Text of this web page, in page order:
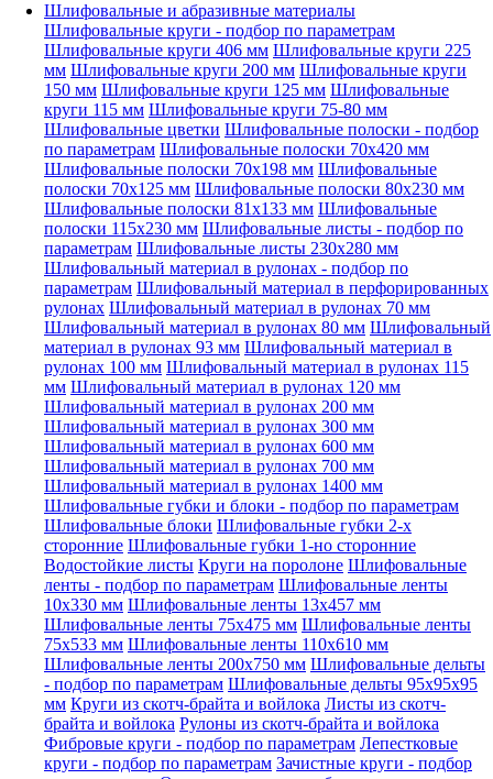
Шлифовальные и абразивные материалы
Шлифовальные круги - подбор по параметрам
Шлифовальные круги 406 мм Шлифовальные круги 225
мм Шлифовальные круги 200 мм Шлифовальные круги
150 мм Шлифовальные круги 125 мм Шлифовальные
круги 115 мм Шлифовальные круги 75-80 мм
Шлифовальные цветки Шлифовальные полоски - подбор
по параметрам Шлифовальные полоски 70x420 мм
Шлифовальные полоски 70x198 мм Шлифовальные
полоски 70x125 мм Шлифовальные полоски 80x230 мм
Шлифовальные полоски 81x133 мм Шлифовальные
полоски 115x230 мм Шлифовальные листы - подбор по
параметрам Шлифовальные листы 230x280 мм
Шлифовальный материал в рулонах - подбор по
параметрам Шлифовальный материал в перфорированных
рулонах Шлифовальный материал в рулонах 70 мм
Шлифовальный материал в рулонах 80 мм Шлифовальный
материал в рулонах 93 мм Шлифовальный материал в
рулонах 100 мм Шлифовальный материал в рулонах 115
мм Шлифовальный материал в рулонах 120 мм
Шлифовальный материал в рулонах 200 мм
Шлифовальный материал в рулонах 300 мм
Шлифовальный материал в рулонах 600 мм
Шлифовальный материал в рулонах 700 мм
Шлифовальный материал в рулонах 1400 мм
Шлифовальные губки и блоки - подбор по параметрам
Шлифовальные блоки Шлифовальные губки 2-х
сторонние Шлифовальные губки 1-но сторонние
Водостойкие листы Круги на поролоне Шлифовальные
ленты - подбор по параметрам Шлифовальные ленты
10x330 мм Шлифовальные ленты 13x457 мм
Шлифовальные ленты 75x475 мм Шлифовальные ленты
75x533 мм Шлифовальные ленты 110x610 мм
Шлифовальные ленты 200x750 мм Шлифовальные дельты
- подбор по параметрам Шлифовальные дельты 95x95x95
мм Круги из скотч-брайта и войлока Листы из скотч-
брайта и войлока Рулоны из скотч-брайта и войлока
Фибровые круги - подбор по параметрам Лепестковые
круги - подбор по параметрам Зачистные круги - подбор